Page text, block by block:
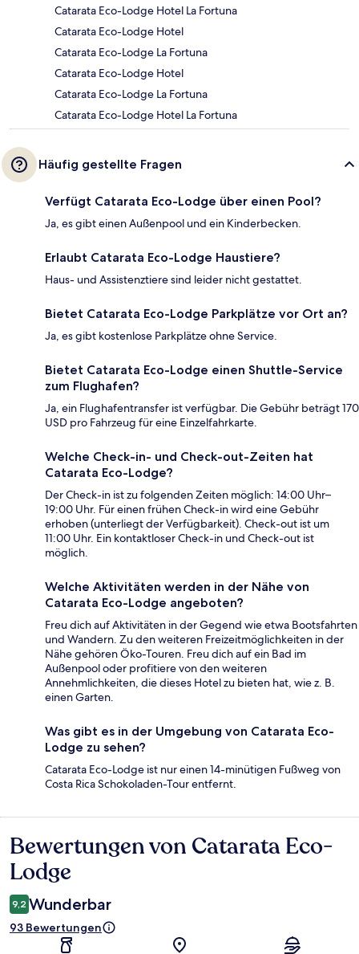
Catarata Eco-Lodge Hotel La Fortuna
Catarata Eco-Lodge Hotel
Catarata Eco-Lodge La Fortuna
Catarata Eco-Lodge Hotel
Catarata Eco-Lodge La Fortuna
Catarata Eco-Lodge Hotel La Fortuna
Häufig gestellte Fragen
Verfügt Catarata Eco-Lodge über einen Pool?
Ja, es gibt einen Außenpool und ein Kinderbecken.
Erlaubt Catarata Eco-Lodge Haustiere?
Haus- und Assistenztiere sind leider nicht gestattet.
Bietet Catarata Eco-Lodge Parkplätze vor Ort an?
Ja, es gibt kostenlose Parkplätze ohne Service.
Bietet Catarata Eco-Lodge einen Shuttle-Service
zum Flughafen?
Ja, ein Flughafentransfer ist verfügbar. Die Gebühr beträgt 170
USD pro Fahrzeug für eine Einzelfahrkarte.
Welche Check-in- und Check-out-Zeiten hat
Catarata Eco-Lodge?
Der Check-in ist zu folgenden Zeiten möglich: 14:00 Uhr–
19:00 Uhr. Für einen frühen Check-in wird eine Gebühr
erhoben (unterliegt der Verfügbarkeit). Check-out ist um
11:00 Uhr. Ein kontaktloser Check-in und Check-out ist
möglich.
Welche Aktivitäten werden in der Nähe von
Catarata Eco-Lodge angeboten?
Freu dich auf Aktivitäten in der Gegend wie etwa Bootsfahrten
und Wandern. Zu den weiteren Freizeitmöglichkeiten in der
Nähe gehören Öko-Touren. Freu dich auf ein Bad im
Außenpool oder profitiere von den weiteren
Annehmlichkeiten, die dieses Hotel zu bieten hat, wie z. B.
einen Garten.
Was gibt es in der Umgebung von Catarata Eco-
Lodge zu sehen?
Catarata Eco-Lodge ist nur einen 14-minütigen Fußweg von
Costa Rica Schokoladen-Tour entfernt.
Bewertungen
Bewertungen von Catarata Eco-
Lodge
9,2 Wunderbar
93 Bewertungen